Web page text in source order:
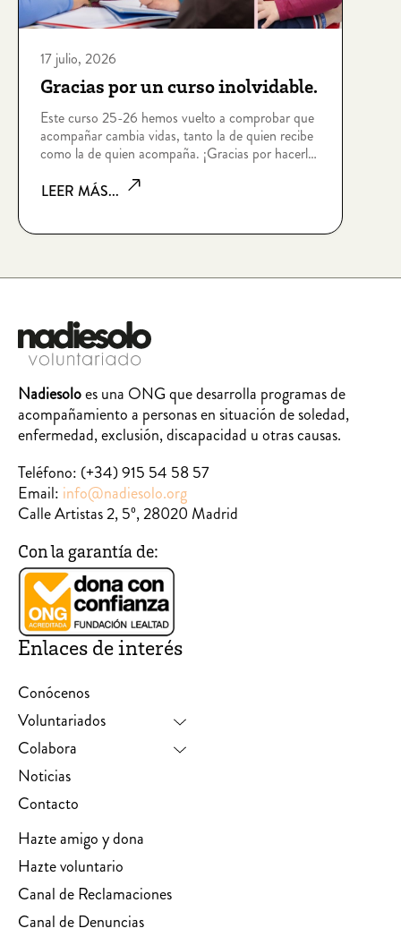
17 julio, 2026
Gracias por un curso inolvidable.
Este curso 25-26 hemos vuelto a comprobar que
acompañar cambia vidas, tanto la de quien recibe
como la de quien acompaña. ¡Gracias por hacerlo
LEER MÁS...
Nadiesoloes una ONG que desarrolla programas de
acompañamiento a personas en situación de soledad,
enfermedad, exclusión, discapacidad u otras causas.
Teléfono: (+34) 915 54 58 57
Email: info@nadiesolo.org
Calle Artistas 2, 5º, 28020 Madrid
Con la garantía de:
Enlaces de interés
Conócenos
Voluntariados
Colabora
Noticias
Contacto
Hazte amigo y dona
Hazte voluntario
Canal de Reclamaciones
Canal de Denuncias